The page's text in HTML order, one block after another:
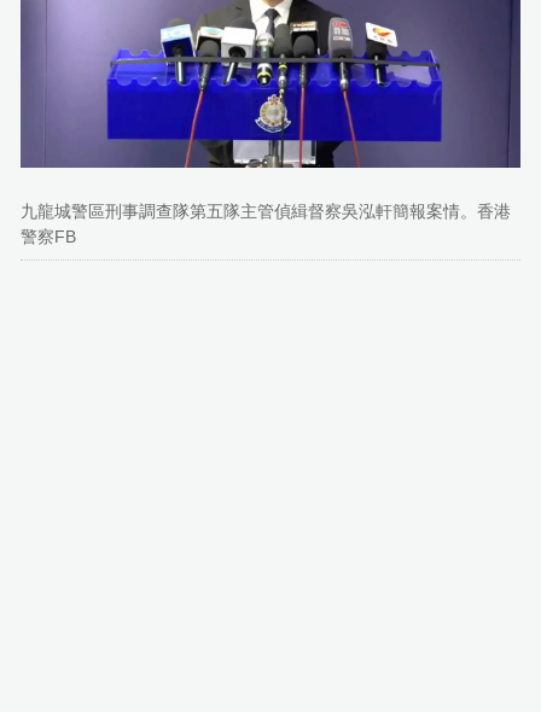
九龍城警區刑事調查隊第五隊主管偵緝督察吳泓軒簡報案情。香港
警察FB